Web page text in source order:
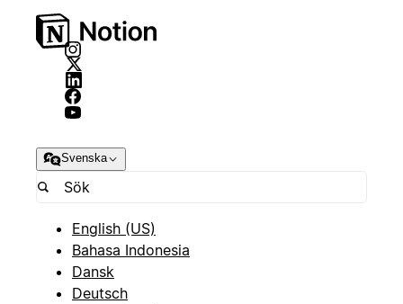
Svenska
English (US)
Bahasa Indonesia
Dansk
Deutsch